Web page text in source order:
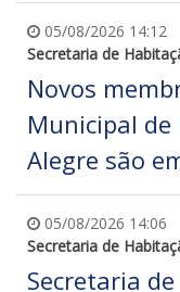
05/08/2026 14:12
Secretaria de
Novos
Municipal de
Alegre são
05/08/2026 14:06
Secretaria de
Secretaria